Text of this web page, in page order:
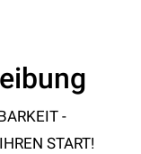
-
START!